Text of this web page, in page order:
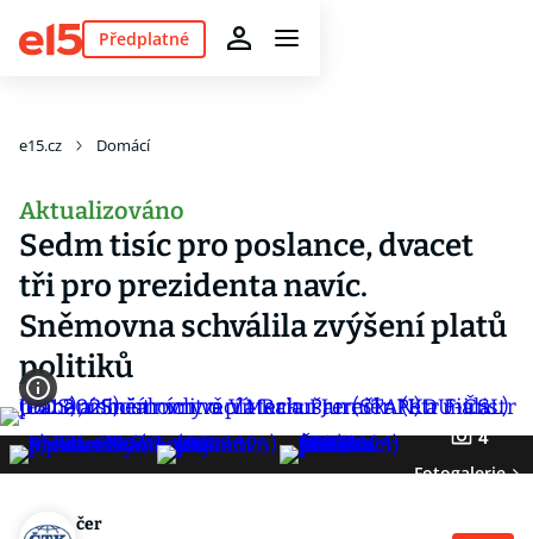
Předplatné
e15.cz Domácí
Aktualizováno
Sedm tisíc pro poslance, dvacet
tři pro prezidenta navíc.
Sněmovna schválila zvýšení platů
politiků
4
Fotogalerie
čer